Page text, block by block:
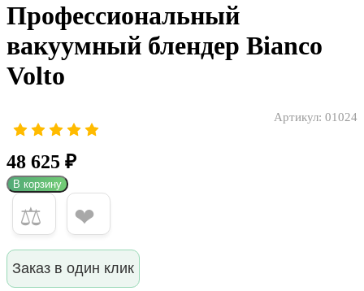
Профессиональный
вакуумный блендер Bianco
Volto
Артикул: 01024
48 625 ₽
В корзину
⚖ ❤
Заказ в один клик